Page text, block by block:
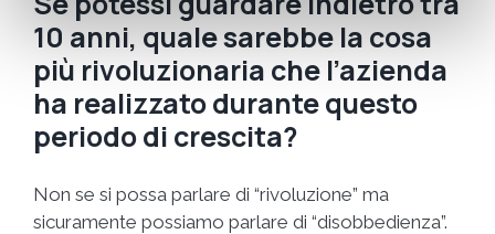
10 anni, quale sarebbe la cosa
più rivoluzionaria che l’azienda
ha realizzato durante questo
periodo di crescita?
Non se si possa parlare di “rivoluzione” ma
sicuramente possiamo parlare di “disobbedienza”.